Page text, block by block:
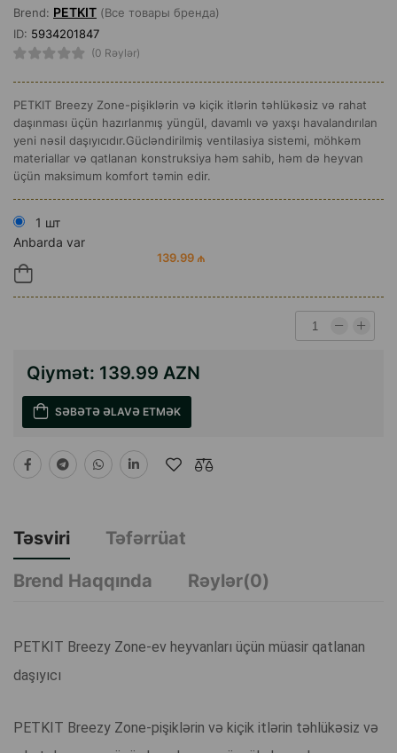
Brend: PETKIT (Все товары бренда)
ID: 5934201847
(0 Rəylər)
PETKIT Breezy Zone-pişiklərin və kiçik itlərin təhlükəsiz və rahat
daşınması üçün hazırlanmış yüngül, davamlı və yaxşı havalandırılan
yeni nəsil daşıyıcıdır.Gücləndirilmiş ventilasiya sistemi, möhkəm
materiallar və qatlanan konstruk­siya həm sahib, həm də heyvan
üçün maksimum komfort təmin edir.
1 шт
Anbarda var
139.99 ₼
Qiymət: 139.99 AZN
SƏBƏTƏ ƏLAVƏ ETMƏK
Təsviri
Təfərrüat
Brend Haqqında
Rəylər(0)
PETKIT Breezy Zone-ev heyvanları üçün müasir qatlanan
daşıyıcı
PETKIT Breezy Zone-pişiklərin və kiçik itlərin təhlükəsiz və